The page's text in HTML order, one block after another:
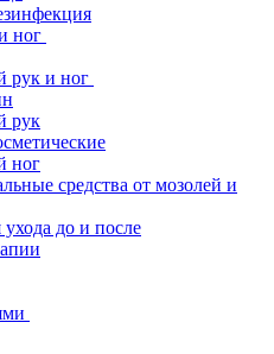
ног
рук и ног
рук
ног
средства от мозолей и
ухода до и после